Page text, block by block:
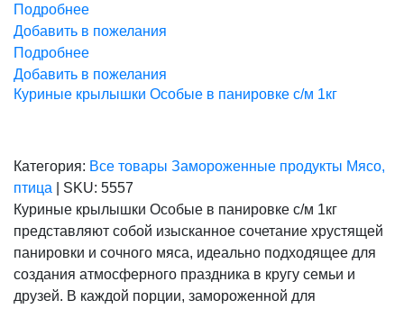
Подробнее
Добавить в пожелания
Подробнее
Добавить в пожелания
Куриные крылышки Особые в панировке с/м 1кг
Категория: Все товары Замороженные продукты Мясо,
птица
SKU: 5557
Куриные крылышки Особые в панировке с/м 1кг
представляют собой изысканное сочетание хрустящей
панировки и сочного мяса, идеально подходящее для
создания атмосферного праздника в кругу семьи и
друзей. В каждой порции, замороженной для